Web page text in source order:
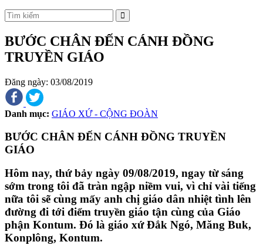
BƯỚC CHÂN ĐẾN CÁNH ĐỒNG
TRUYỀN GIÁO
Đăng ngày: 03/08/2019
Danh mục: GIÁO XỨ - CỘNG ĐOÀN
BƯỚC CHÂN ĐẾN CÁNH ĐỒNG TRUYỀN
GIÁO
Hôm nay, thứ bảy ngày 09/08/2019, ngay từ sáng
sớm trong tôi đã tràn ngập niềm vui, vì chỉ vài tiếng
nữa tôi sẽ cùng mấy anh chị giáo dân nhiệt tình lên
đường đi tới điểm truyền giáo tận cùng của Giáo
phận Kontum. Đó là giáo xứ Đắk Ngó, Măng Buk,
Konplông, Kontum.